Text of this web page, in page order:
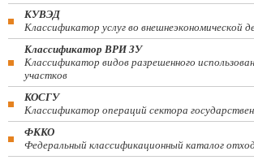
КУВЭД
Классификатор услуг во внешнеэкономической
Классификатор ВРИ ЗУ
Классификатор видов разрешенного
участков
КОСГУ
Классификатор операций сектора
ФККО
Федеральный классификационный каталог